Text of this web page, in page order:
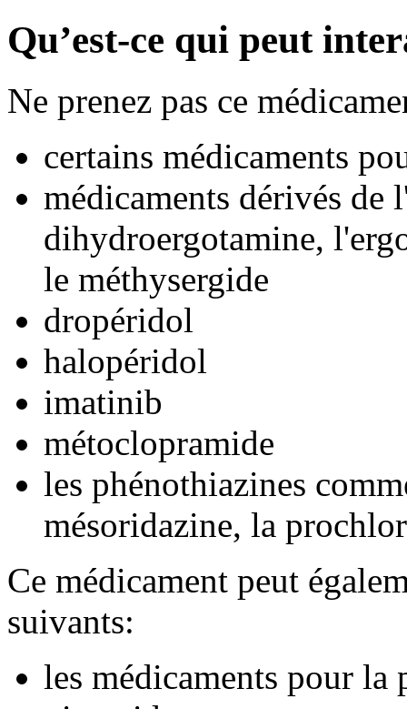
Qu’est-ce qui peut
Ne prenez pas ce
certains médicaments
médicaments dérivés de
dihydroergotamine,
le méthysergide
dropéridol
halopéridol
imatinib
métoclopramide
les phénothiazines
mésoridazine, la
Ce médicament peut
suivants:
les médicaments pour la